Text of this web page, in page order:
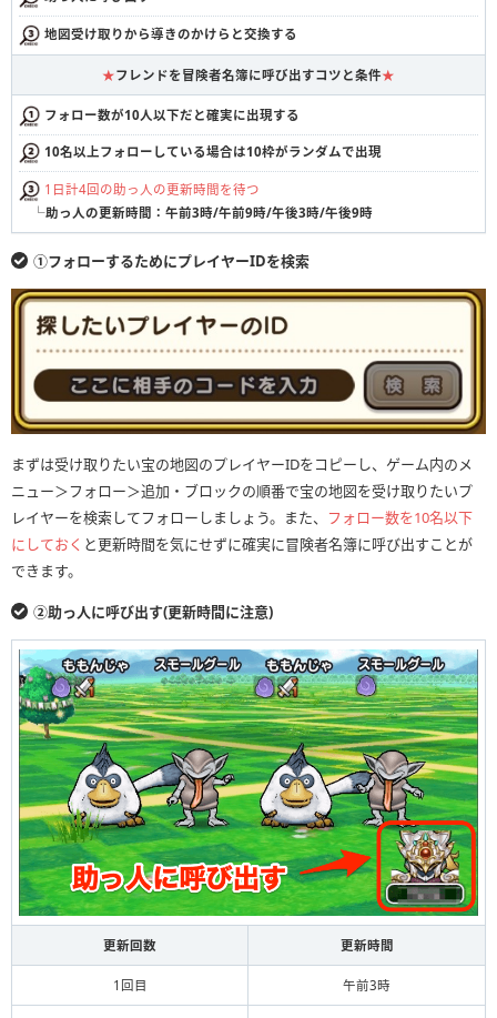
地図受け取りから導きのかけらと交換する
★フレンドを冒険者名簿に呼び出すコツと条件★
フォロー数が10人以下だと確実に出現する
10名以上フォローしている場合は10枠がランダムで出現
1日計4回の助っ人の更新時間を待つ
└助っ人の更新時間：午前3時/午前9時/午後3時/午後9時
①フォローするためにプレイヤーIDを検索
まずは受け取りたい宝の地図のプレイヤーIDをコピーし、ゲーム内のメ
ニュー＞フォロー＞追加・ブロックの順番で宝の地図を受け取りたいプ
レイヤーを検索してフォローしましょう。また、
フォロー数を10名以下
にしておく と更新時間を気にせずに確実に冒険者名簿に呼び出すことが
できます。
②助っ人に呼び出す(更新時間に注意)
更新回数 更新時間
1回目 午前3時